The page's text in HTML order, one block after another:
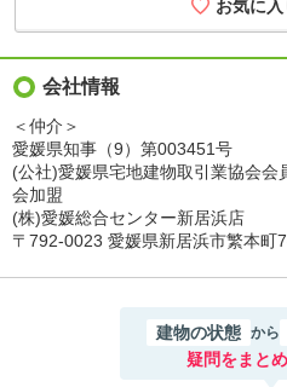
会社情報
＜仲介＞
愛媛県知事（9）第003451号
(公社)愛媛県宅地建物取引業協会会
会加盟
(株)愛媛総合センター新居浜店
〒792-0023 愛媛県新居浜市繁本町
建物の状態 から
疑問をまと